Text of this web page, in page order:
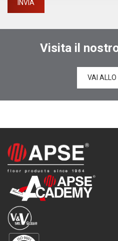
Visita il
VAI ALLO